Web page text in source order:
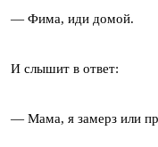
— Фима, иди домой.
И слышит в ответ:
— Мама, я замерз или